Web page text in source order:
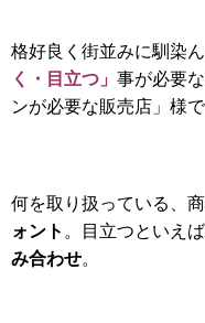
格好良く街並みに馴染
く・目立つ」 事が必要
ンが必要な販売店」様で
何を取り扱っている、
ォント 。目立つといえ
み合わせ。